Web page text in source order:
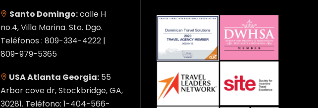
Santo Domingo:calle H
no.4, Villa Marina. Sto. Dgo.
Teléfonos : 809-334-4222 |
809-979-5365
USA Atlanta Georgia: 55
Arbor cove dr, Stockbridge, GA,
30281. Teléfono: 1-404-566-